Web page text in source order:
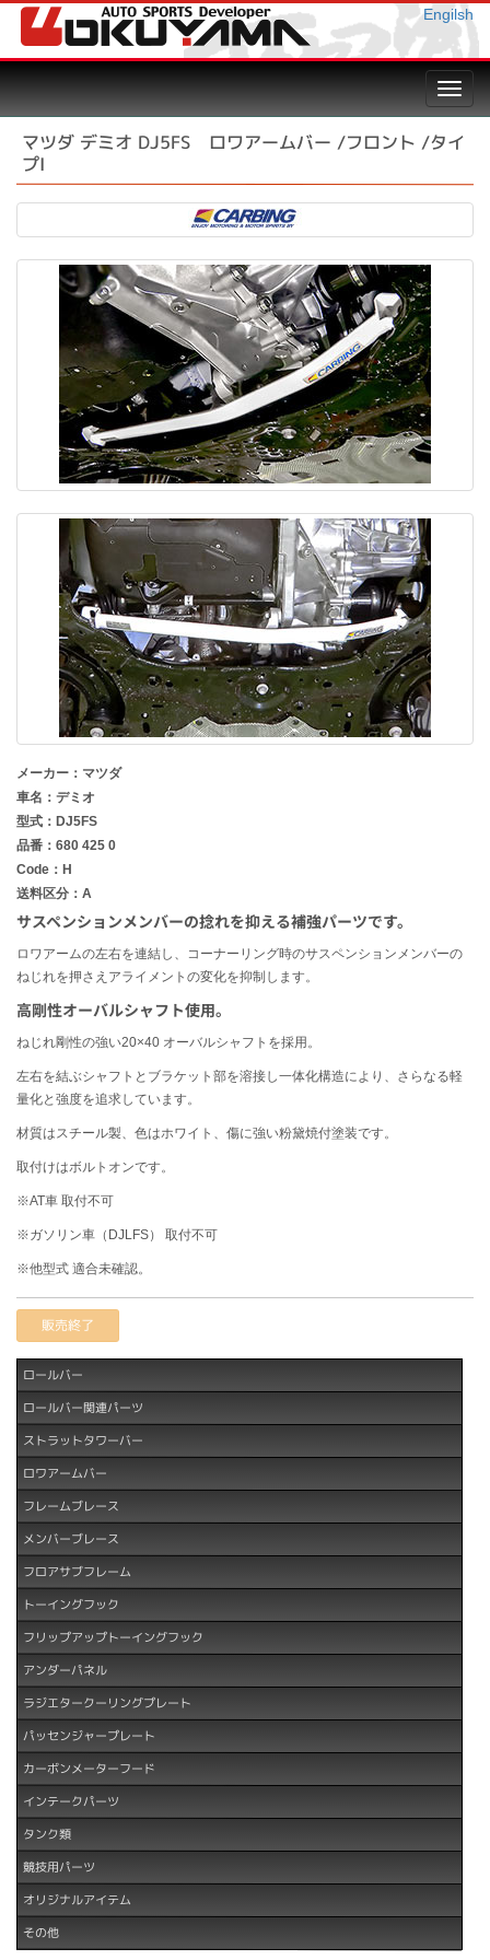
Engilsh
マツダ デミオ DJ5FS ロワアームバー /フロント /タイ
プI
メーカー：マツダ
車名：デミオ
型式：DJ5FS
品番：680 425 0
Code：H
送料区分：A
サスペンションメンバーの捻れを抑える補強パーツです。
ロワアームの左右を連結し、コーナーリング時のサスペンションメンバーの
ねじれを押さえアライメントの変化を抑制します。
高剛性オーバルシャフト使用。
ねじれ剛性の強い20×40 オーバルシャフトを採用。
左右を結ぶシャフトとブラケット部を溶接し一体化構造により、さらなる軽
量化と強度を追求しています。
材質はスチール製、色はホワイト、傷に強い粉黛焼付塗装です。
取付けはボルトオンです。
※AT車 取付不可
※ガソリン車（DJLFS） 取付不可
※他型式 適合未確認。
販売終了
ロールバー
ロールバー関連パーツ
ストラットタワーバー
ロワアームバー
フレームブレース
メンバーブレース
フロアサブフレーム
トーイングフック
フリップアップトーイングフック
アンダーパネル
ラジエタークーリングプレート
パッセンジャープレート
カーボンメーターフード
インテークパーツ
タンク類
競技用パーツ
オリジナルアイテム
その他